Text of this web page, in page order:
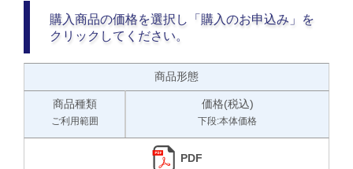
購入商品の価格を選択し「購入のお申込み」を
クリックしてください。
商品形態
商品種類
ご利用範囲
価格(税込)
下段:本体価格
PDF